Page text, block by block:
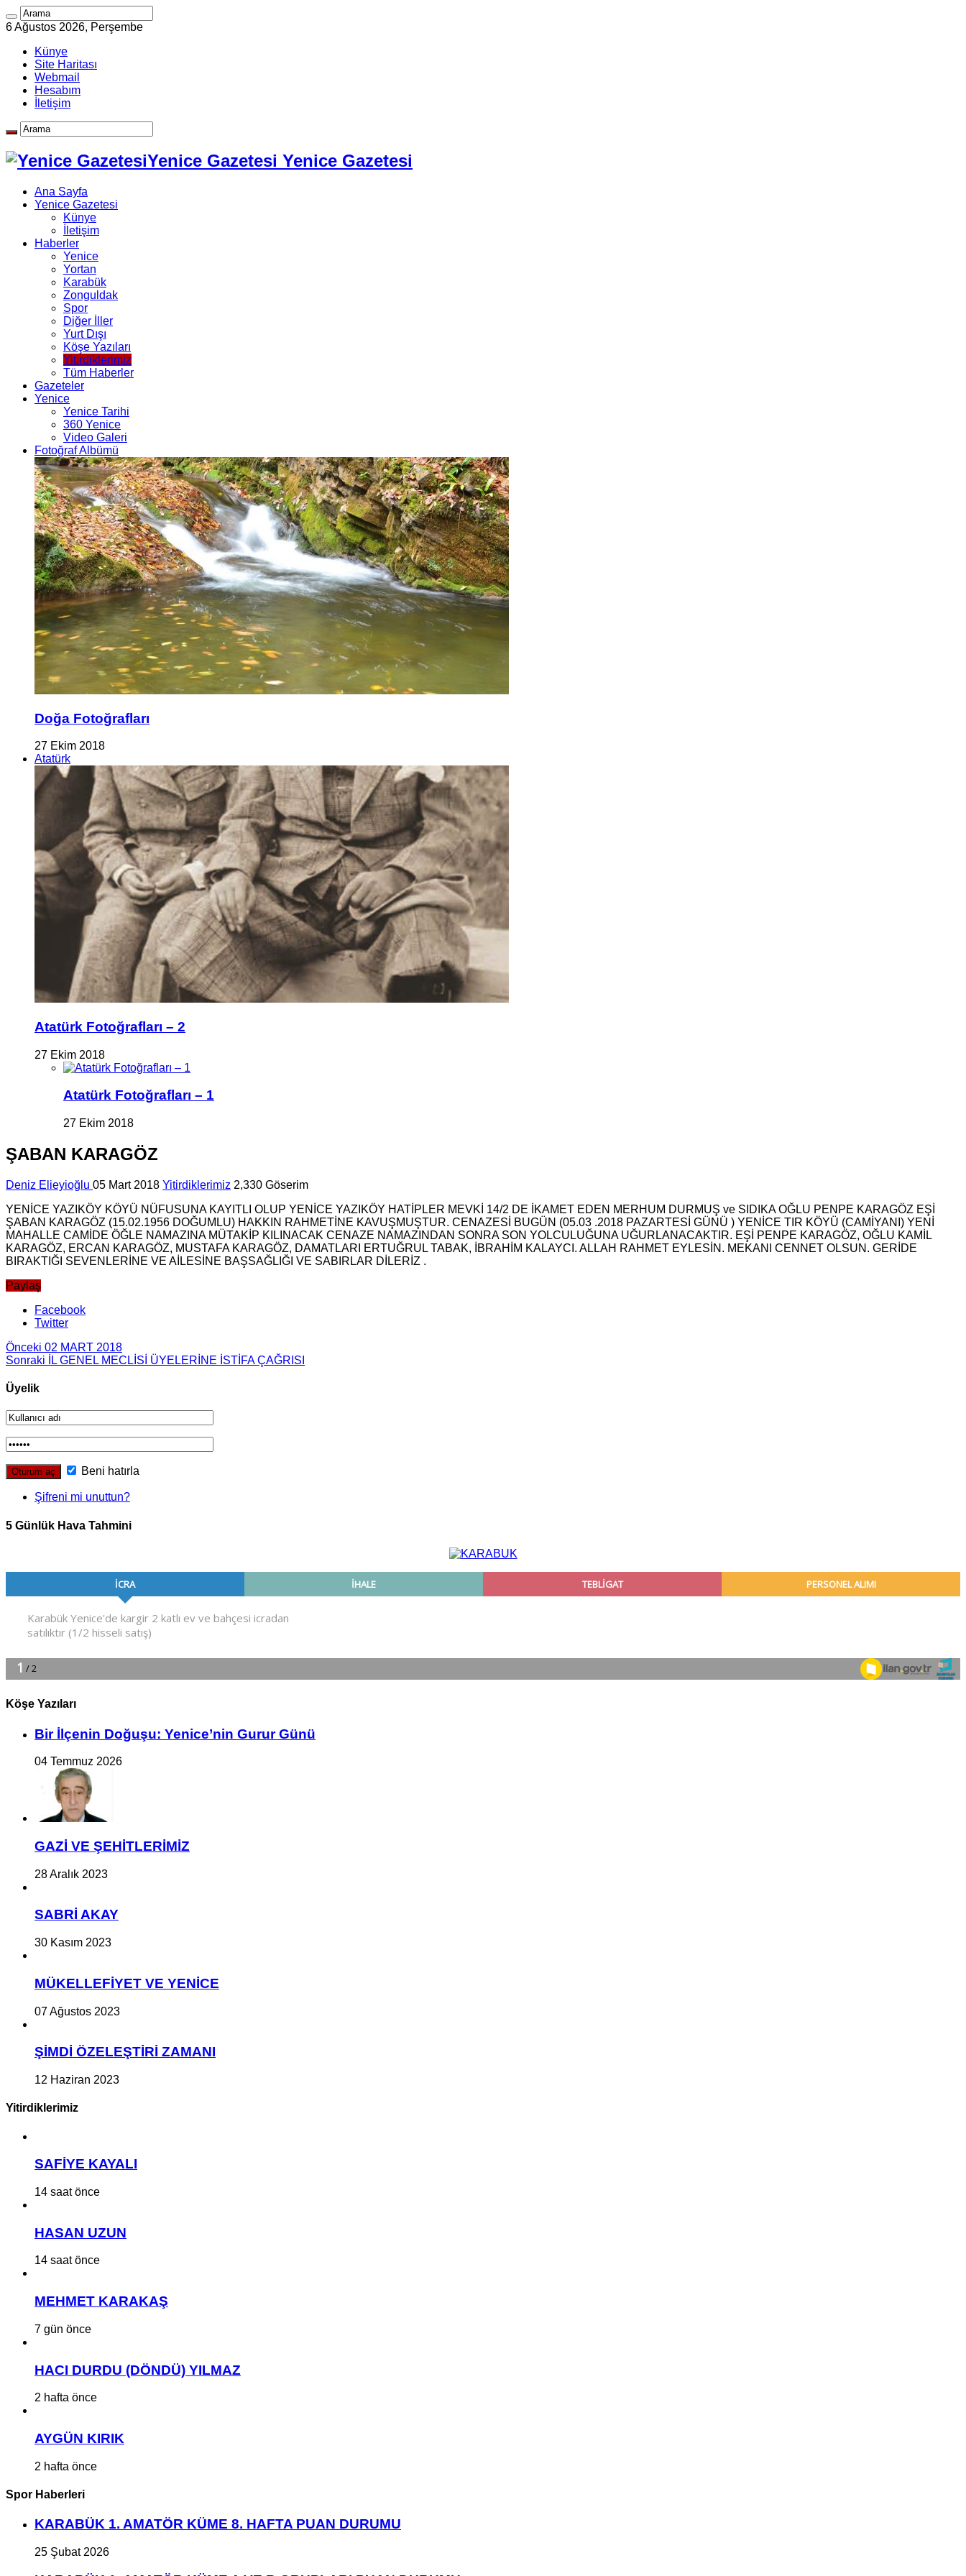
6 Ağustos 2026, Perşembe
Künye
Site Haritası
Webmail
Hesabım
İletişim
Yenice Gazetesi Yenice Gazetesi
Ana Sayfa
Yenice Gazetesi
Künye
İletişim
Haberler
Yenice
Yortan
Karabük
Zonguldak
Spor
Diğer İller
Yurt Dışı
Köşe Yazıları
Yitirdiklerimiz
Tüm Haberler
Gazeteler
Yenice
Yenice Tarihi
360 Yenice
Video Galeri
Fotoğraf Albümü
Doğa Fotoğrafları
27 Ekim 2018
Atatürk
Atatürk Fotoğrafları – 2
27 Ekim 2018
Atatürk Fotoğrafları – 1
27 Ekim 2018
ŞABAN KARAGÖZ
Deniz Elieyioğlu 05 Mart 2018 Yitirdiklerimiz 2,330 Göserim
YENİCE YAZIKÖY KÖYÜ NÜFUSUNA KAYITLI OLUP YENİCE YAZIKÖY HATİPLER MEVKİ 14/2 DE İKAMET EDEN MERHUM DURMUŞ ve SIDIKA OĞLU PENPE KARAGÖZ EŞİ
ŞABAN KARAGÖZ (15.02.1956 DOĞUMLU) HAKKIN RAHMETİNE KAVUŞMUŞTUR. CENAZESİ BUGÜN (05.03 .2018 PAZARTESİ GÜNÜ ) YENİCE TIR KÖYÜ (CAMİYANI) YENİ
MAHALLE CAMİDE ÖĞLE NAMAZINA MÜTAKİP KILINACAK CENAZE NAMAZINDAN SONRA SON YOLCULUĞUNA UĞURLANACAKTIR. EŞİ PENPE KARAGÖZ, OĞLU KAMİL
KARAGÖZ, ERCAN KARAGÖZ, MUSTAFA KARAGÖZ, DAMATLARI ERTUĞRUL TABAK, İBRAHİM KALAYCI. ALLAH RAHMET EYLESİN. MEKANI CENNET OLSUN. GERİDE
BIRAKTIĞI SEVENLERİNE VE AİLESİNE BAŞSAĞLIĞI VE SABIRLAR DİLERİZ .
Paylaş
Facebook
Twitter
Önceki 02 MART 2018
Sonraki İL GENEL MECLİSİ ÜYELERİNE İSTİFA ÇAĞRISI
Üyelik
Beni hatırla
Şifreni mi unuttun?
5 Günlük Hava Tahmini
Köşe Yazıları
Bir İlçe­nin Do­ğu­şu: Ye­ni­ce’nin Gurur Günü
04 Temmuz 2026
GAZİ VE ŞEHİTLERİMİZ
28 Aralık 2023
SABRİ AKAY
30 Kasım 2023
MÜKELLEFİYET VE YENİCE
07 Ağustos 2023
ŞİMDİ ÖZELEŞTİRİ ZAMANI
12 Haziran 2023
Yitirdiklerimiz
SAFİYE KAYALI
14 saat önce
HASAN UZUN
14 saat önce
MEHMET KARAKAŞ
7 gün önce
HACI DURDU (DÖNDÜ) YILMAZ
2 hafta önce
AYGÜN KIRIK
2 hafta önce
Spor Haberleri
KARABÜK 1. AMATÖR KÜME 8. HAFTA PUAN DURUMU
25 Şubat 2026